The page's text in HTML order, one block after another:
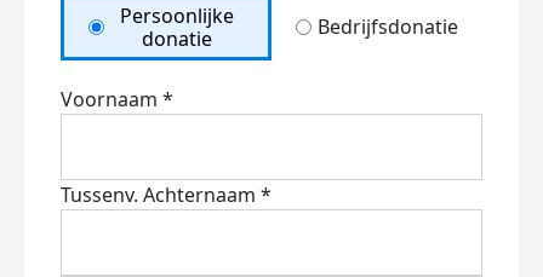
Persoonlijke
donatie
Bedrijfsdonatie
Voornaam *
Tussenv. Achternaam *